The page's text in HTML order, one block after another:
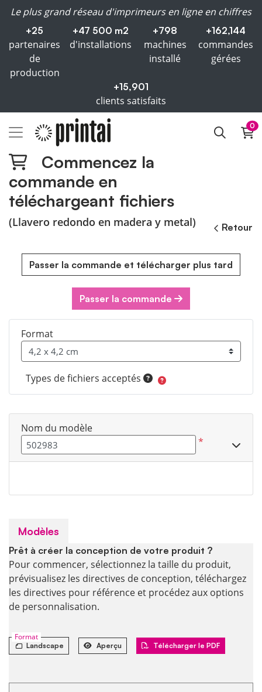
Le plus grand réseau d'imprimeurs en ligne en chiffres
+25
partenaires
de
production
+47 500 m2
d'installations
+798
machines
installé
+162,144
commandes
gérées
+15,901
clients satisfaits
0
Commencez la
commande en
téléchargeant fichiers
(Llavero redondo en madera y metal) Retour
Modèles
Prêt à créer la conception de votre produit ?
Pour commencer, sélectionnez la taille du produit,
prévisualisez les directives de conception, téléchargez
les directives pour référence et procédez aux options
de personnalisation.
Format
Landscape Aperçu Télécharger le PDF
Passer la commande et télécharger plus tard
Passer la commande
Format
Types de fichiers acceptés
Nom du modèle
*